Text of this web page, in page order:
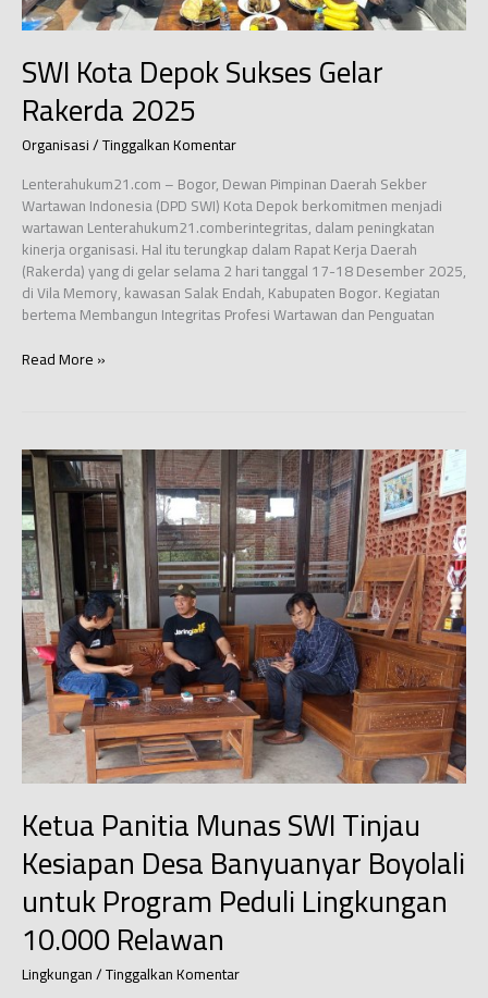
SWI Kota Depok Sukses Gelar
Rakerda 2025
Organisasi/Tinggalkan Komentar
Lenterahukum21.com – Bogor, Dewan Pimpinan Daerah Sekber
Wartawan Indonesia (DPD SWI) Kota Depok berkomitmen menjadi
wartawan Lenterahukum21.comberintegritas, dalam peningkatan
kinerja organisasi. Hal itu terungkap dalam Rapat Kerja Daerah
(Rakerda) yang di gelar selama 2 hari tanggal 17-18 Desember 2025,
di Vila Memory, kawasan Salak Endah, Kabupaten Bogor. Kegiatan
bertema Membangun Integritas Profesi Wartawan dan Penguatan
SWI
Gelar
Rakerda
2025
Read More »
Ketua Panitia Munas SWI Tinjau
Kesiapan Desa Banyuanyar Boyolali
untuk Program Peduli Lingkungan
10.000 Relawan
Lingkungan/Tinggalkan Komentar